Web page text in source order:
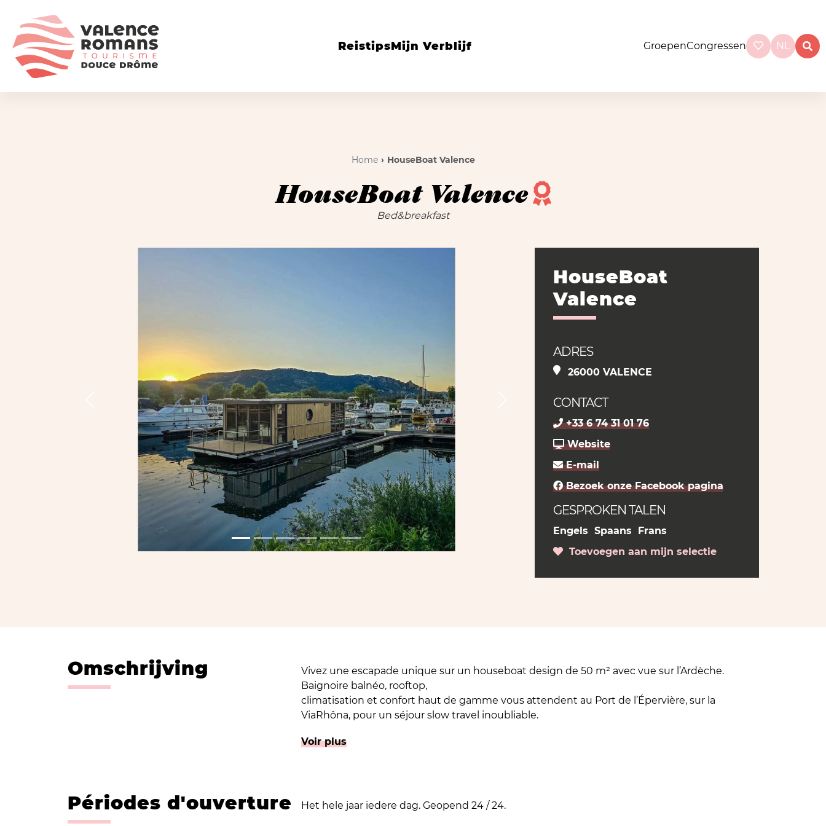
ReistipsMijn Verblijf GroepenCongressen NL
Home HouseBoat Valence
HouseBoat Valence
Bed&breakfast
HouseBoat
Valence
ADRES
26000 VALENCE
CONTACT
+33 6 74 31 01 76
Website
E-mail
Bezoek onze Facebook pagina
GESPROKEN TALEN
Engels Spaans
Frans
Toevoegen aan mijn selectie
Omschrijving
Vivez une escapade unique sur un houseboat design de 50 m² avec vue sur l’Ardèche.
Baignoire balnéo, rooftop,
climatisation et confort haut de gamme vous attendent au Port de l’Épervière, sur la
ViaRhôna, pour un séjour slow travel inoubliable.
Amarré au coeur du port de l'Epervière à Valence, ce HouseBoat neuf de 50m2 vous invite à
vivre une expérience unique entre ciel et eau.
Notre logement est l’endroit idéal pour vivre des moments uniques et créer de précieux
Voir plus
Périodes d'ouverture Het hele jaar iedere dag. Geopend 24 / 24.